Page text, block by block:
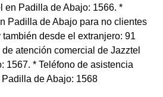
en Padilla de Abajo: 1566. *
Padilla de Abajo para no clientes
desde el extranjero: 91
atención comercial de Jazztel
1567. * Teléfono de asistencia
de Abajo: 1568